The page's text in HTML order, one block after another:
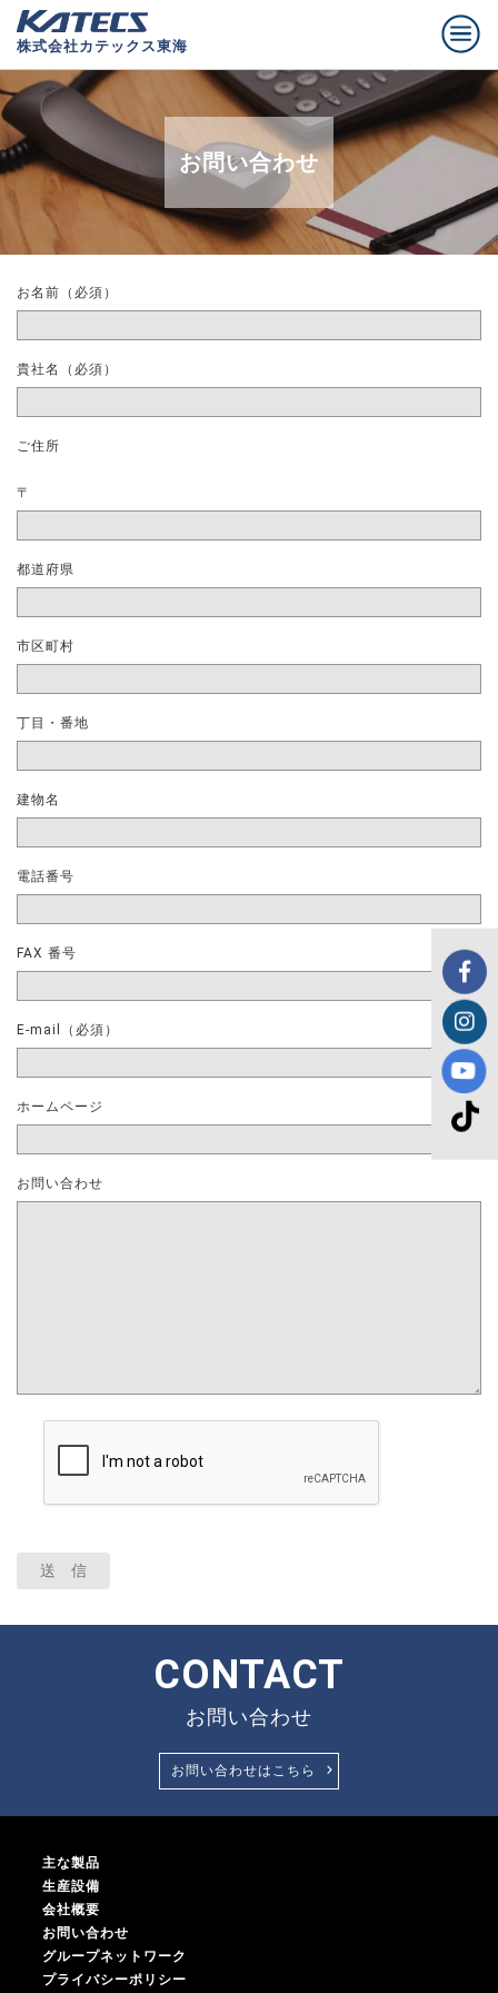
株式会社カテックス東海
お問い合わせ
お名前（必須）
貴社名（必須）
ご住所
〒
都道府県
市区町村
丁目・番地
建物名
電話番号
FAX 番号
E-mail（必須）
ホームページ
お問い合わせ
送 信
CONTACT
お問い合わせ
お問い合わせはこちら
主な製品
生産設備
会社概要
お問い合わせ
グループネットワーク
プライバシーポリシー